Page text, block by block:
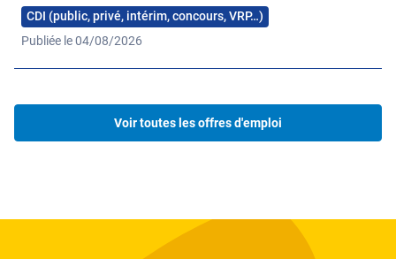
Ouvrir l'image dans la galerie complète
Ouvrir l'image dans la galerie complète
CDI (public, privé, intérim, concours, VRP…)
Publiée le 04/08/2026
Voir toutes les offres d'emploi